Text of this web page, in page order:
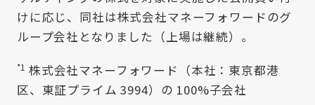
けに応じ、同社は株式会社マネーフォワードのグ
ループ会社となりました（上場は継続）。
*1 株式会社マネーフォワード（本社：東京都港
区、東証プライム 3994）の 100%子会社